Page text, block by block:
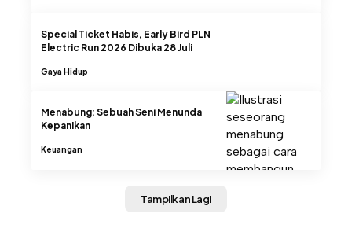
Special Ticket Habis, Early Bird PLN
Electric Run 2026 Dibuka 28 Juli
Gaya Hidup
Menabung: Sebuah Seni Menunda
Kepanikan
Keuangan
Tampilkan Lagi